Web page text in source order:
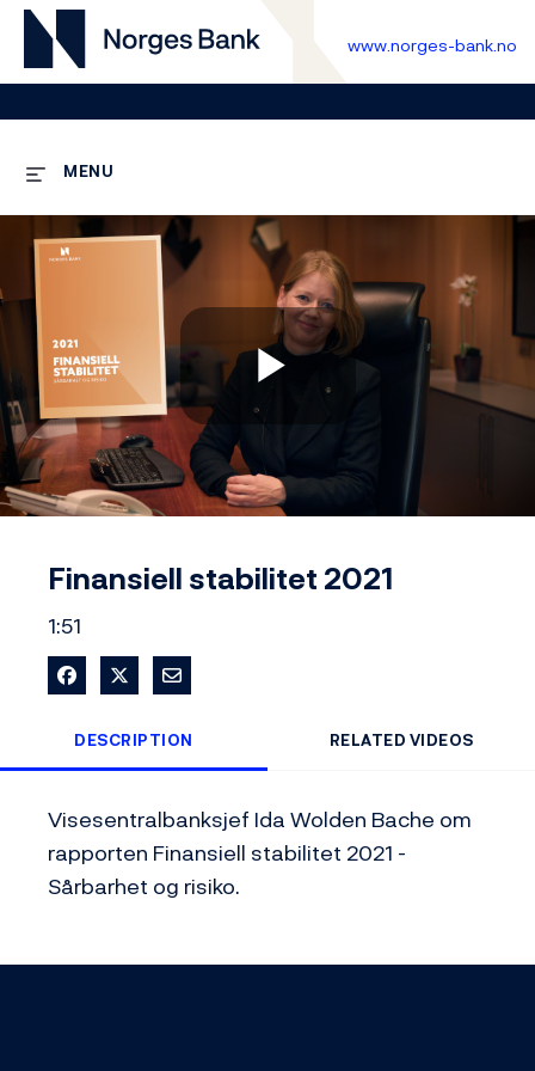
www.norges-bank.no
MENU
Finansiell stabilitet 2021
1:51
Share on Facebook
Share on XShare via Email
DESCRIPTION RELATED VIDEOS
Visesentralbanksjef Ida Wolden Bache om
rapporten Finansiell stabilitet 2021 -
Sårbarhet og risiko.